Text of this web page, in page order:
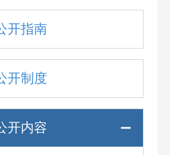
开指南
开制度
开内容